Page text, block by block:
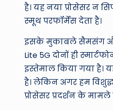
है। यह नया प्रोसेसर न
स्मूथ परफॉर्मेंस देता है।
इसके मुकाबले सैमसंग और
Lite 5G दोनों ही
इस्तेमाल किया गया है।
है। लेकिन अगर हम
प्रोसेसर प्रदर्शन के